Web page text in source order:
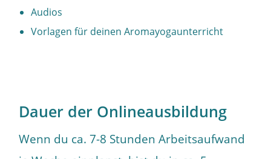
Audios
Vorlagen für deinen Aromayogaunterricht
Dauer der Onlineausbildung
Wenn du ca. 7-8 Stunden Arbeitsaufwand